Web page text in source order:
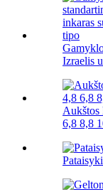
Izraelis
Aukštos
6,8 8,8